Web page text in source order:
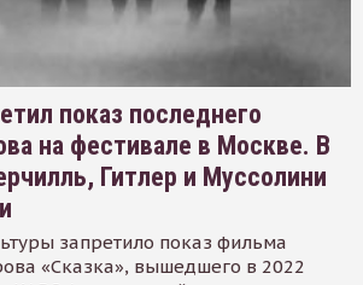
показ последнего
на фестивале в Москве. В
Гитлер и Муссолини
запретило показ фильма
«Сказка», вышедшего в 2022